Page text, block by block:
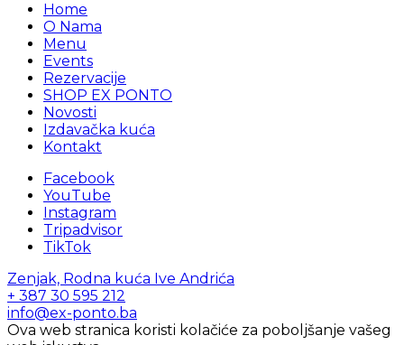
Home
O Nama
Menu
Events
Rezervacije
SHOP EX PONTO
Novosti
Izdavačka kuća
Kontakt
Facebook
YouTube
Instagram
Tripadvisor
TikTok
Zenjak, Rodna kuća Ive Andrića
+ 387 30 595 212
info@ex-ponto.ba
Ova web stranica koristi kolačiće za poboljšanje vašeg